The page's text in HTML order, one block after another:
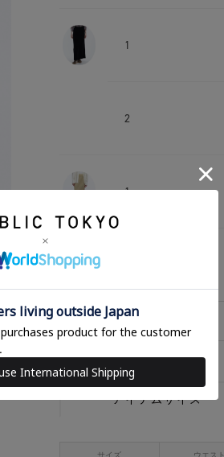
1
2
1
アイテムサイズ